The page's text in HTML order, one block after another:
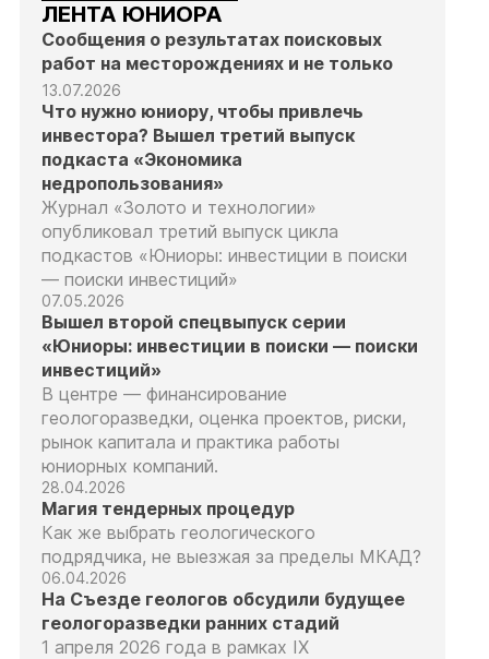
ЛЕНТА ЮНИОРА
Сообщения о результатах поисковых
работ на месторождениях и не только
13.07.2026
Что нужно юниору, чтобы привлечь
инвестора? Вышел третий выпуск
подкаста «Экономика
недропользования»
Журнал «Золото и технологии»
опубликовал третий выпуск цикла
подкастов «Юниоры: инвестиции в поиски
— поиски инвестиций»
07.05.2026
Вышел второй спецвыпуск серии
«Юниоры: инвестиции в поиски — поиски
инвестиций»
В центре — финансирование
геологоразведки, оценка проектов, риски,
рынок капитала и практика работы
юниорных компаний.
28.04.2026
Магия тендерных процедур
Как же выбрать геологического
подрядчика, не выезжая за пределы МКАД?
06.04.2026
На Съезде геологов обсудили будущее
геологоразведки ранних стадий
1 апреля 2026 года в рамках IX